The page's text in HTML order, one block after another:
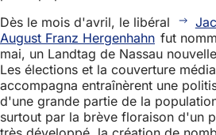
Dès le mois d'avril, le libéral
August Franz Hergenhahn fut
mai, un Landtag de Nassau
Les élections et la couverture
accompagna entraînèrent une
d'une grande partie de la
surtout par la brève floraison d'un